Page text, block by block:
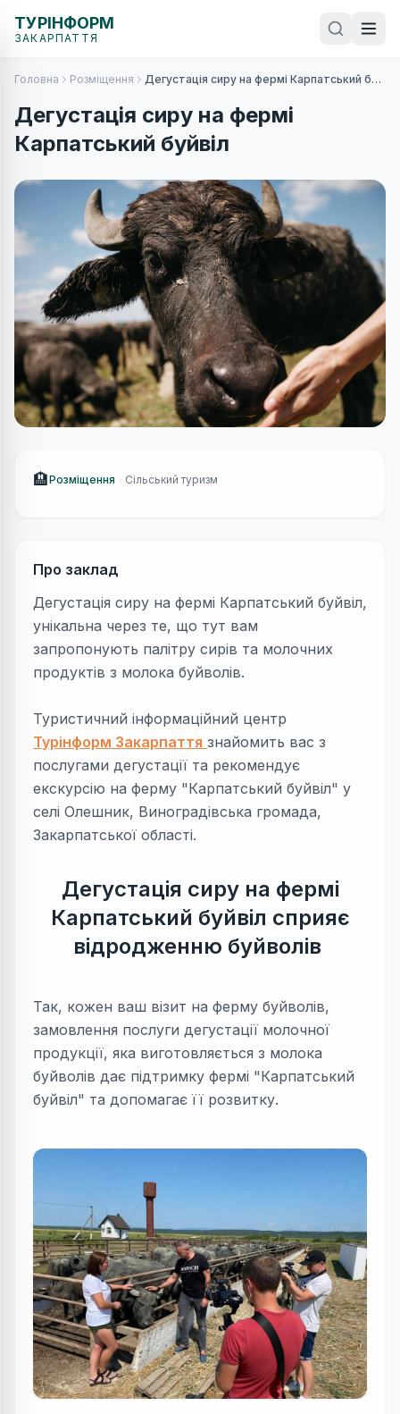
ТУРІНФОРМ
ЗАКАРПАТТЯ
Головна Розміщення Дегустація сиру на фермі Карпатський буйвіл
Дегустація сиру на фермі
Карпатський буйвіл
🏨Розміщення Сільський туризм
Про заклад
Дегустація сиру на фермі Карпатський буйвіл,
унікальна через те, що тут вам
запропонують палітру сирів та молочних
продуктів з молока буйволів.
Туристичний інформаційний центр
Турінформ Закарпаття знайомить вас з
послугами дегустації та рекомендує
екскурсію на ферму "Карпатський буйвіл" у
селі Олешник, Виноградівська громада,
Закарпатської області.
Дегустація сиру на фермі
Карпатський буйвіл сприяє
відродженню буйволів
Так, кожен ваш візит на ферму буйволів,
замовлення послуги дегустації молочної
продукції, яка виготовляється з молока
буйволів дає підтримку фермі "Карпатський
буйвіл" та допомагає її розвитку.